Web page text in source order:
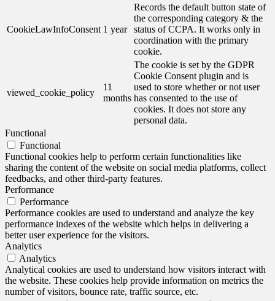
CookieLawInfoConsent 1 year
Records the default button state of
the corresponding category & the
status of CCPA. It works only in
coordination with the primary
cookie.
viewed_cookie_policy
11
months
The cookie is set by the GDPR
Cookie Consent plugin and is
used to store whether or not user
has consented to the use of
cookies. It does not store any
personal data.
Functional
Functional
Functional cookies help to perform certain functionalities like
sharing the content of the website on social media platforms, collect
feedbacks, and other third-party features.
Performance
Performance
Performance cookies are used to understand and analyze the key
performance indexes of the website which helps in delivering a
better user experience for the visitors.
Analytics
Analytics
Analytical cookies are used to understand how visitors interact with
the website. These cookies help provide information on metrics the
number of visitors, bounce rate, traffic source, etc.